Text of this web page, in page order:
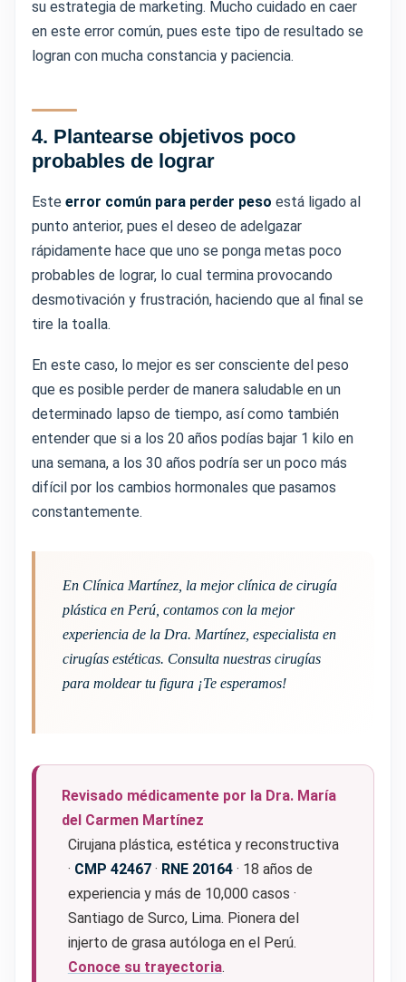
su estrategia de marketing. Mucho cuidado en caer
en este error común, pues este tipo de resultado se
logran con mucha constancia y paciencia.
4. Plantearse objetivos poco
probables de lograr
Este error común para perder peso está ligado al
punto anterior, pues el deseo de adelgazar
rápidamente hace que uno se ponga metas poco
probables de lograr, lo cual termina provocando
desmotivación y frustración, haciendo que al final se
tire la toalla.
En este caso, lo mejor es ser consciente del peso
que es posible perder de manera saludable en un
determinado lapso de tiempo, así como también
entender que si a los 20 años podías bajar 1 kilo en
una semana, a los 30 años podría ser un poco más
difícil por los cambios hormonales que pasamos
constantemente.
En Clínica Martínez, la mejor clínica de cirugía
plástica en Perú, contamos con la mejor
experiencia de la Dra. Martínez, especialista en
cirugías estéticas. Consulta nuestras cirugías
para moldear tu figura ¡Te esperamos!
Revisado médicamente por la Dra. María
del Carmen Martínez
Cirujana plástica, estética y reconstructiva
· CMP 42467· RNE 20164· 18 años de
experiencia y más de 10,000 casos ·
Santiago de Surco, Lima. Pionera del
injerto de grasa autóloga en el Perú.
Conoce su trayectoria.